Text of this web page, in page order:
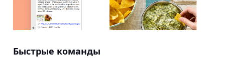
Быстрые команды